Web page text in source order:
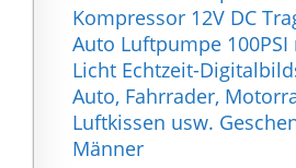
seine
HINWEIS:
die Pumpe
Entlüften
wenn die
ohne
laufen,
Die
(ohne
beträgt 124 x
Kompressor 12V DC
Auto Luftpumpe 100PSI
Licht Echtzeit-
Auto, Fahrrader,
Luftkissen usw.
Männer